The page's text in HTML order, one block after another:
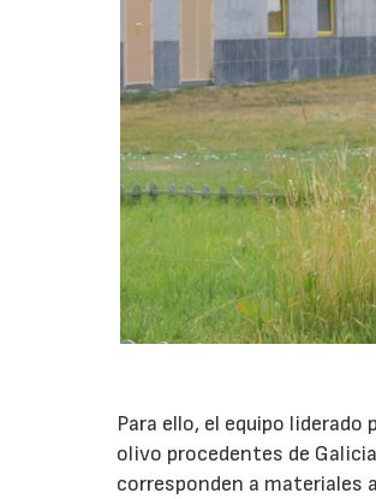
Para ello, el equipo
olivo procedentes de
corresponden a materiales